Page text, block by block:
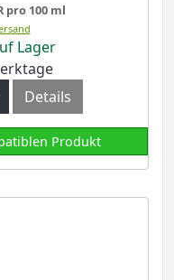
pro 100 ml
Lager
Details
Produkt